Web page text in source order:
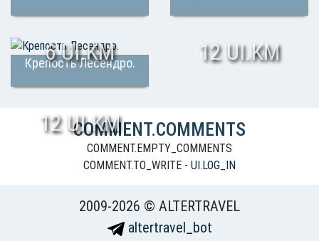
6 UI.KM 12 UI.KM
Крепость Лесендро.
12 UI.KM
COMMENT.COMMENTS
COMMENT.EMPTY_COMMENTS
COMMENT.TO_WRITE - UI.LOG_IN
2009-2026 © ALTERTRAVEL
altertravel_bot